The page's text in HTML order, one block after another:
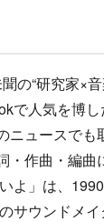
の“研究家×
で人気を博
ュースで
作曲・編
よ」は、
サウンドメ